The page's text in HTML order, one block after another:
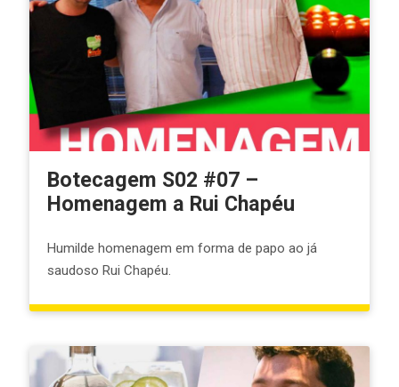
Botecagem S02 #07 –
Homenagem a Rui Chapéu
Humilde homenagem em forma de papo ao já
saudoso Rui Chapéu.